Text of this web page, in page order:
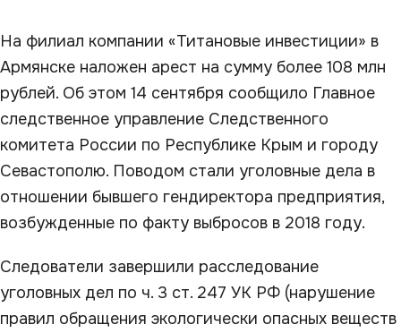
На филиал компании «Титановые инвестиции» в
Армянске наложен арест на сумму более 108 млн
рублей. Об этом 14 сентября сообщило Главное
следственное управление Следственного
комитета России по Республике Крым и городу
Севастополю. Поводом стали уголовные дела в
отношении бывшего гендиректора предприятия,
возбужденные по факту выбросов в 2018 году.
Следователи завершили расследование
уголовных дел по ч. 3 ст. 247 УК РФ (нарушение
правил обращения экологически опасных веществ